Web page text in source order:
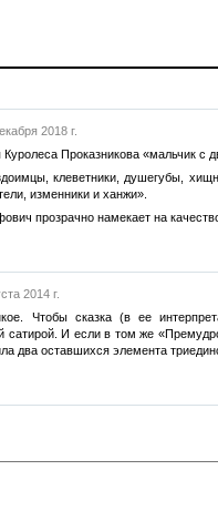
2018 г.
Проказникова «мальчик
клеветники, душегубы,
изменники и ханжи».
прозрачно намекает на
2014 г.
Чтобы сказка (в ее
сатирой. И если в том же
два оставшихся элемента